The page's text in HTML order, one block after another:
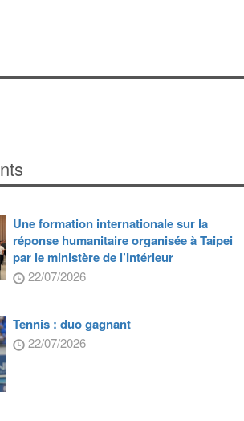
Une formation internationale sur la
réponse humanitaire organisée à Taipei
par le ministère de l’Intérieur
22/07/2026
Tennis : duo gagnant
22/07/2026